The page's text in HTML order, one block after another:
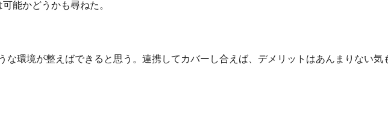
能かどうかも尋ねた。
な環境が整えばできると思う。連携してカバーし合えば、デメリットはあんまりない気